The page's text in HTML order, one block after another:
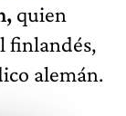
quien
finlandés,
alemán.